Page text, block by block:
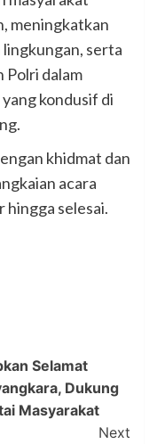
meningkatkan
serta
Polri dalam
kondusif di
khidmat dan
acara
hingga selesai.
Selamat
Dukung
Masyarakat
Next